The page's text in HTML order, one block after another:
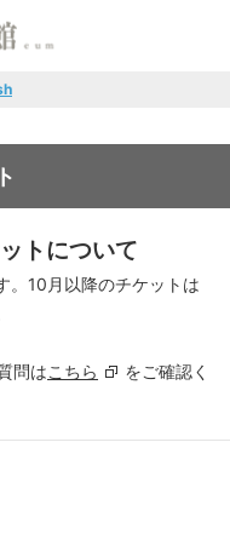
トについて
。10月以降のチケットは
問はこちら
をご確認く